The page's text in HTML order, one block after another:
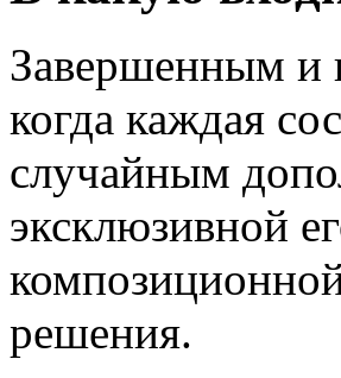
Завершенным и
когда каждая
случайным
эксклюзивной
решения.